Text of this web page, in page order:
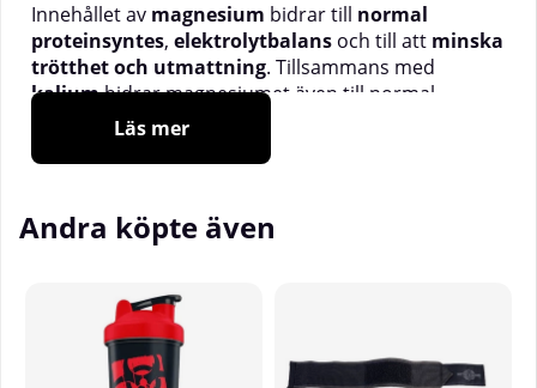
Innehållet av magnesium bidrar till normal
proteinsyntes, elektrolytbalans och till att minska
trötthet och utmattning. Tillsammans med
kaliumbidrar magnesiumet även till normal
muskelfunktion. Detta gör AminoUP till ett
intensiv fysisk aktivitet.
Antal Serveringar: 25st
med 3-4 dl vatten och drick under ditt träningspass.
Kan med fördel kombineras med
Läs mer
Andra köpte även